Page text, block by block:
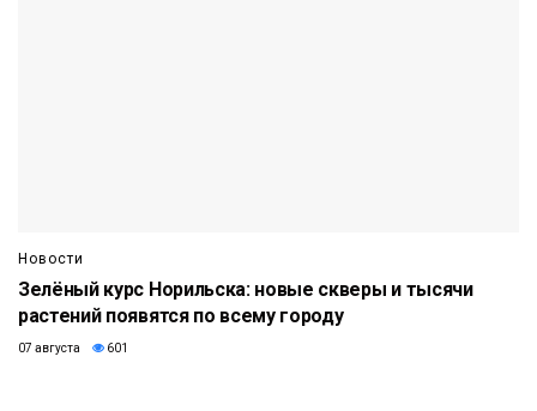
Новости
Зелёный курс Норильска: новые скверы и тысячи
растений появятся по всему городу
07 августа 601